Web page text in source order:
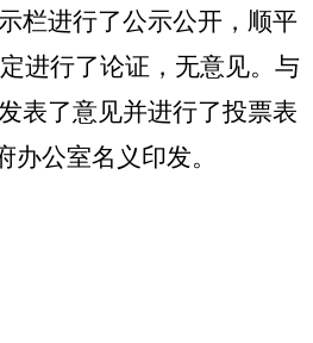
栏进行了公示公开， 顺平
进行了论证，无意见。 与
表了意见并进行了投票表
办公室名义印发。